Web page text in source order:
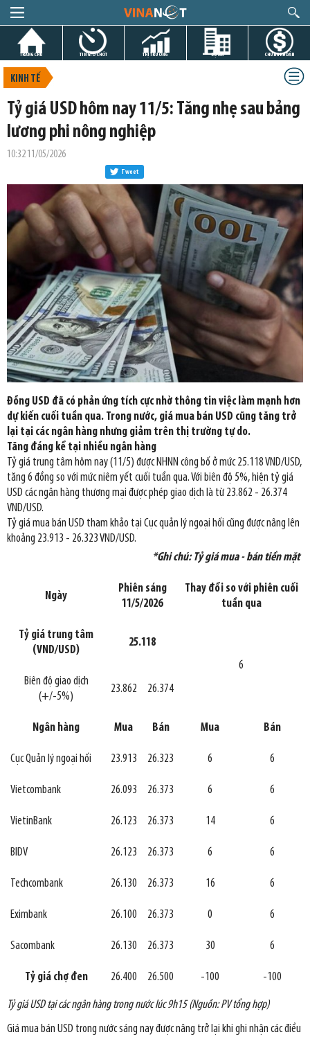
TRANG CHỦ TIN GIỜ CHÓT THỊ TRƯỜNG DỰ ÁN CHỨNG KHOÁN
KINH TẾ
Tỷ giá USD hôm nay 11/5: Tăng nhẹ sau bảng
lương phi nông nghiệp
10:32 11/05/2026
Tweet
Đồng USD đã có phản ứng tích cực nhờ thông tin việc làm mạnh hơn
dự kiến cuối tuần qua. Trong nước, giá mua bán USD cũng tăng trở
lại tại các ngân hàng nhưng giảm trên thị trường tự do.
Tăng đáng kể tại nhiều ngân hàng
Tỷ giá trung tâm hôm nay (11/5) được NHNN công bố ở mức 25.118 VND/USD,
tăng 6 đồng so với mức niêm yết cuối tuần qua. Với biên độ 5%, hiện tỷ giá
USD các ngân hàng thương mại được phép giao dịch là từ 23.862 - 26.374
VND/USD.
Tỷ giá mua bán USD tham khảo tại Cục quản lý ngoại hối cũng được nâng lên
khoảng 23.913 - 26.323 VND/USD.
*Ghi chú: Tỷ giá mua - bán tiền mặt
Ngày
Phiên sáng
11/5/2026
Thay đổi so với phiên cuối
tuần qua
Tỷ giá trung tâm
(VND/USD)
25.118
6
Biên độ giao dịch
(+/-5%)
23.862 26.374
Ngân hàng Mua Bán Mua Bán
Cục Quản lý ngoại hối 23.913 26.323 6 6
Vietcombank 26.093 26.373 6 6
VietinBank 26.123 26.373 14 6
BIDV 26.123 26.373 6 6
Techcombank 26.130 26.373 16 6
Eximbank 26.100 26.373 0 6
Sacombank 26.130 26.373 30 6
Tỷ giá chợ đen 26.400 26.500 -100 -100
Tỷ giá USD tại các ngân hàng trong nước lúc 9h15 (Nguồn: PV tổng hợp)
Giá mua bán USD trong nước sáng nay được nâng trở lại khi ghi nhận các điều